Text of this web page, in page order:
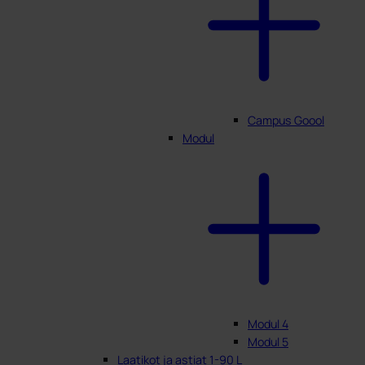
Campus Goool
Modul
Modul 4
Modul 5
Laatikot ja astiat 1-90 L